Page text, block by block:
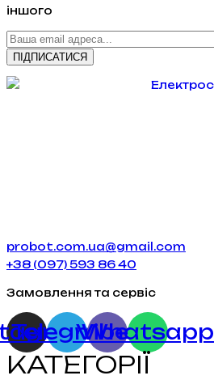
іншого
probot.com.ua@gmail.com
+38 (097) 593 86 40
Замовлення та сервіс
Telegram
Viber
Whatsapp
КАТЕГОРІЇ